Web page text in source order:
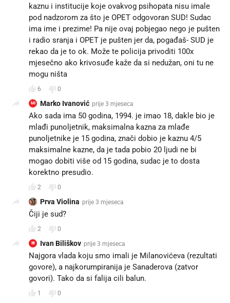
kaznu i institucije koje ovakvog psihopata nisu imale
pod nadzorom za što je OPET odgovoran SUD! Sudac
ima ime i prezime! Pa nije ovaj pobjegao nego je pušten
i radio sranja i OPET je pušten jer da, pogađaš- SUD je
rekao da je to ok. Može te policija privoditi 100x
mjesečno ako krivosuđe kaže da si nedužan, oni tu ne
mogu ništa
6 0
MI Marko Ivanović prije 3 mjeseca
Ako sada ima 50 godina, 1994. je imao 18, dakle bio je
mlađi punoljetnik, maksimalna kazna za mlađe
punoljetnike je 15 godina, znači dobio je kaznu 4/5
maksimalne kazne, da je tada pobio 20 ljudi ne bi
mogao dobiti više od 15 godina, sudac je to dosta
korektno presudio.
2 0
Prva Violina prije 3 mjeseca
Čiji je sud?
2 0
IB Ivan Biliškov prije 3 mjeseca
Najgora vlada koju smo imali je Milanovićeva (rezultati
govore), a najkorumpiranija je Sanaderova (zatvor
govori). Tako da si falija cili balun.
1
0